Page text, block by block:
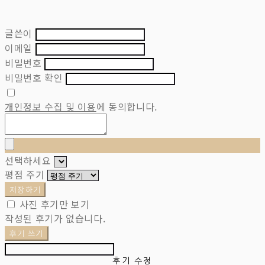
글쓴이
이메일
비밀번호
비밀번호 확인
개인정보 수집 및 이용에 동의합니다.
선택하세요
평점 주기
저장하기
사진 후기만 보기
작성된 후기가 없습니다.
후기 쓰기
후기 수정